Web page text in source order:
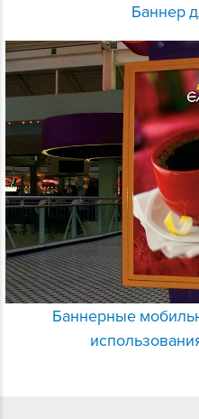
Баннер
Баннерные